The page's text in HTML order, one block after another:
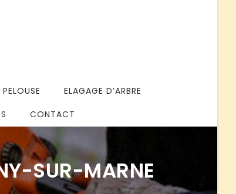
ELAGAGE D’ARBRE
CONTACT
SUR-MARNE